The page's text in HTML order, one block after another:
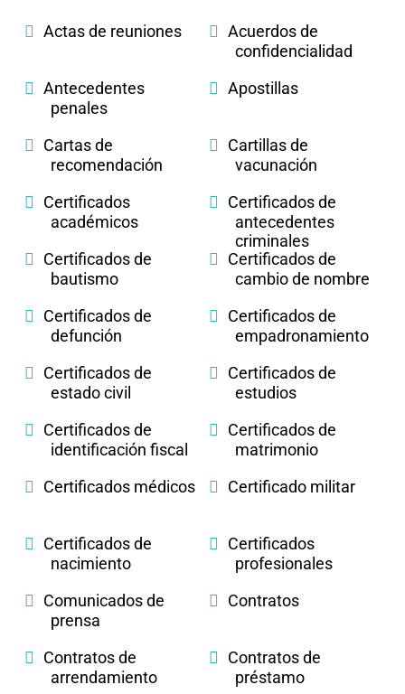
Actas de reuniones
Acuerdos de
confidencialidad
Antecedentes
penales
Apostillas
Cartas de
recomendación
Cartillas de
vacunación
Certificados
académicos
Certificados de
antecedentes
criminales
Certificados de
bautismo
Certificados de
cambio de nombre
Certificados de
defunción
Certificados de
empadronamiento
Certificados de
estado civil
Certificados de
estudios
Certificados de
identificación fiscal
Certificados de
matrimonio
Certificados médicos
Certificado militar
Certificados de
nacimiento
Certificados
profesionales
Comunicados de
prensa
Contratos
Contratos de
arrendamiento
Contratos de
préstamo